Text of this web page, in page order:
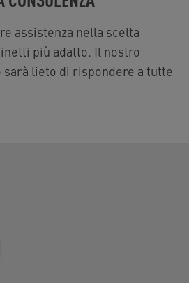
assistenza nella scelta
più adatto. Il nostro
lieto di rispondere a tutte